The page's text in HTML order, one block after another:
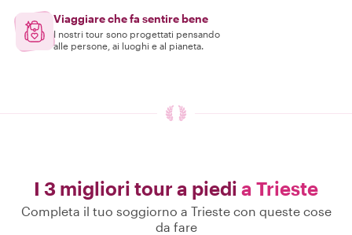
Viaggiare che fa sentire bene
I nostri tour sono progettati pensando
alle persone, ai luoghi e al pianeta.
I 3 migliori tour a piedi a Trieste
Completa il tuo soggiorno a Trieste con queste cose
da fare